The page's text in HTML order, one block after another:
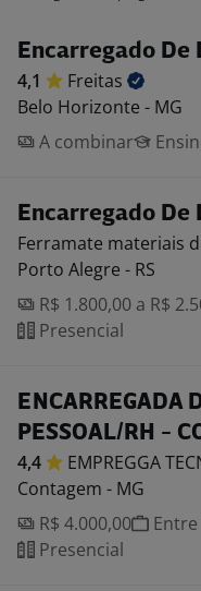
Encarregado De
4,1
Freitas
Belo Horizonte - MG
A combinar
Encarregado De
Ferramate materiais
Porto Alegre - RS
R$ 1.800,00 a R$
Presencial
ENCARREGADA
PESSOAL/RH -
4,4 EMPREGGA
Contagem - MG
R$ 4.000,00
Presencial